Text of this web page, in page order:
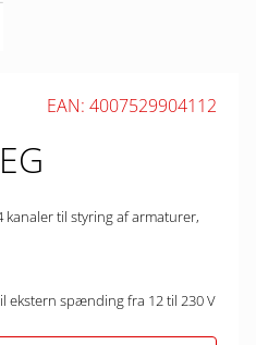
EAN: 4007529904112
til styring af armaturer,
ekstern spænding fra 12 til 230 V